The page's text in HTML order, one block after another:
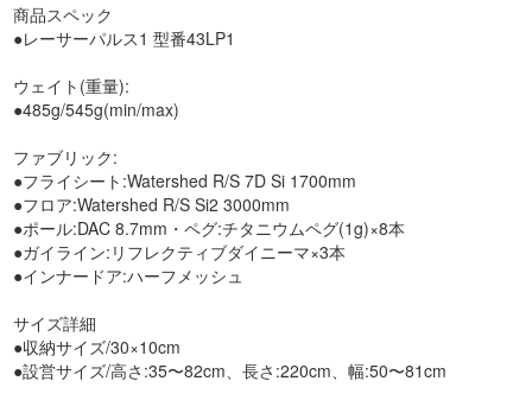
商品スペック
●レーサーパルス1 型番43LP1
ウェイト(重量):
●485g/545g(min/max)
ファブリック:
●フライシート:Watershed R/S 7D Si 1700mm
●フロア:Watershed R/S Si2 3000mm
●ポール:DAC 8.7mm・ペグ:チタニウムペグ(1g)×8本
●ガイライン:リフレクティブダイニーマ×3本
●インナードア:ハーフメッシュ
サイズ詳細
●収納サイズ/30×10cm
●設営サイズ/高さ:35〜82cm、長さ:220cm、幅:50〜81cm